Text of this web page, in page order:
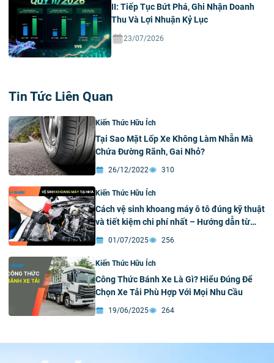
II: Tiếp Tục Bứt Phá, Ghi Nhận Doanh
Thu Và Lợi Nhuận Kỷ Lục
23/07/2026
Tin Tức Liên Quan
Kiến Thức Hữu Ích
Tại Sao Mặt Lốp Xe Không Làm Nhẵn Mà
Chứa Đường Rãnh, Gai Nhỏ?
26/12/2022 310
Kiến Thức Hữu Ích
Cách vệ sinh khoang máy ô tô đúng kỹ thuật
và tiết kiệm chi phí nhất – Hướng dẫn từ
VIMID
01/07/2025 256
Kiến Thức Hữu Ích
Công Thức Bánh Xe Là Gì? Hiểu Đúng Để
Chọn Xe Tải Phù Hợp Với Mọi Nhu Cầu
19/06/2025 264